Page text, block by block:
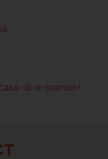
di-e-scenze/